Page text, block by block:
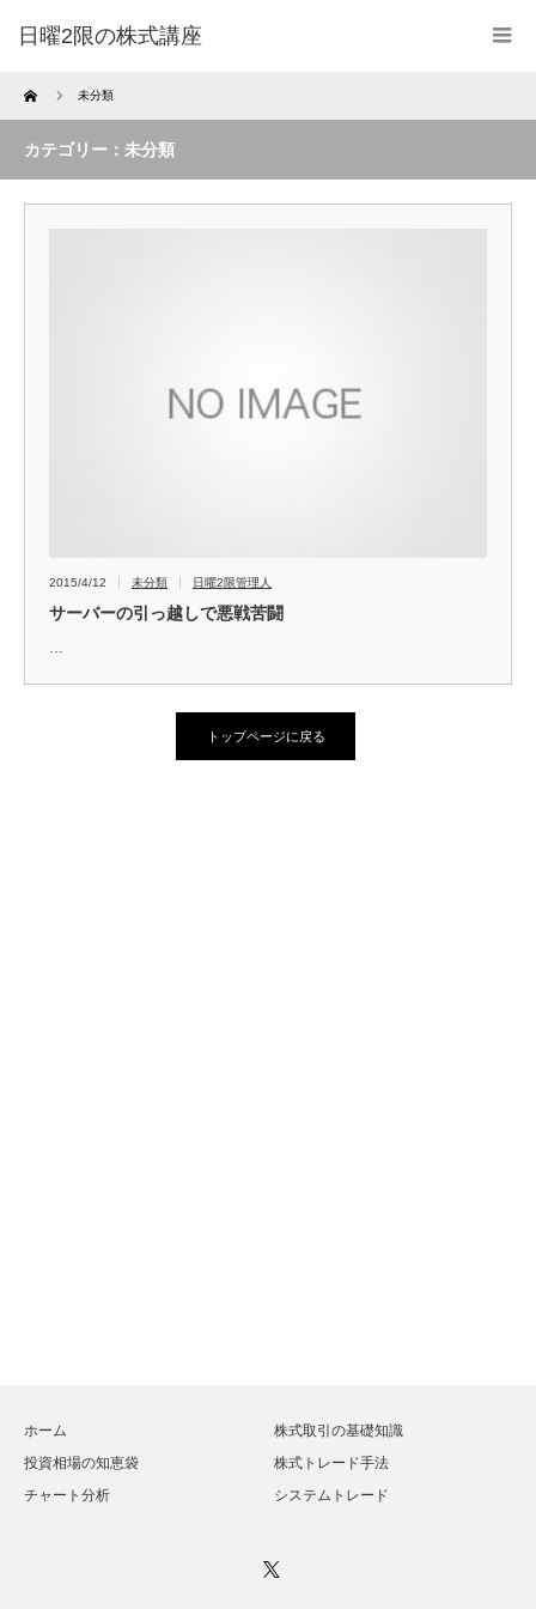
日曜2限の株式講座
Home 未分類
カテゴリー：未分類
2015/4/12 未分類 日曜2限管理人
サーバーの引っ越しで悪戦苦闘
トップページに戻る
ホーム
株式取引の基礎知識
投資相場の知恵袋
株式トレード手法
チャート分析
システムトレード